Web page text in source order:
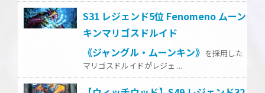
S31 レジェンド5位 Fenomeno ムーン
キンマリゴスドルイド
《ジャングル・ムーンキン》 を採用した
マリゴスドルイドがレジェ ...